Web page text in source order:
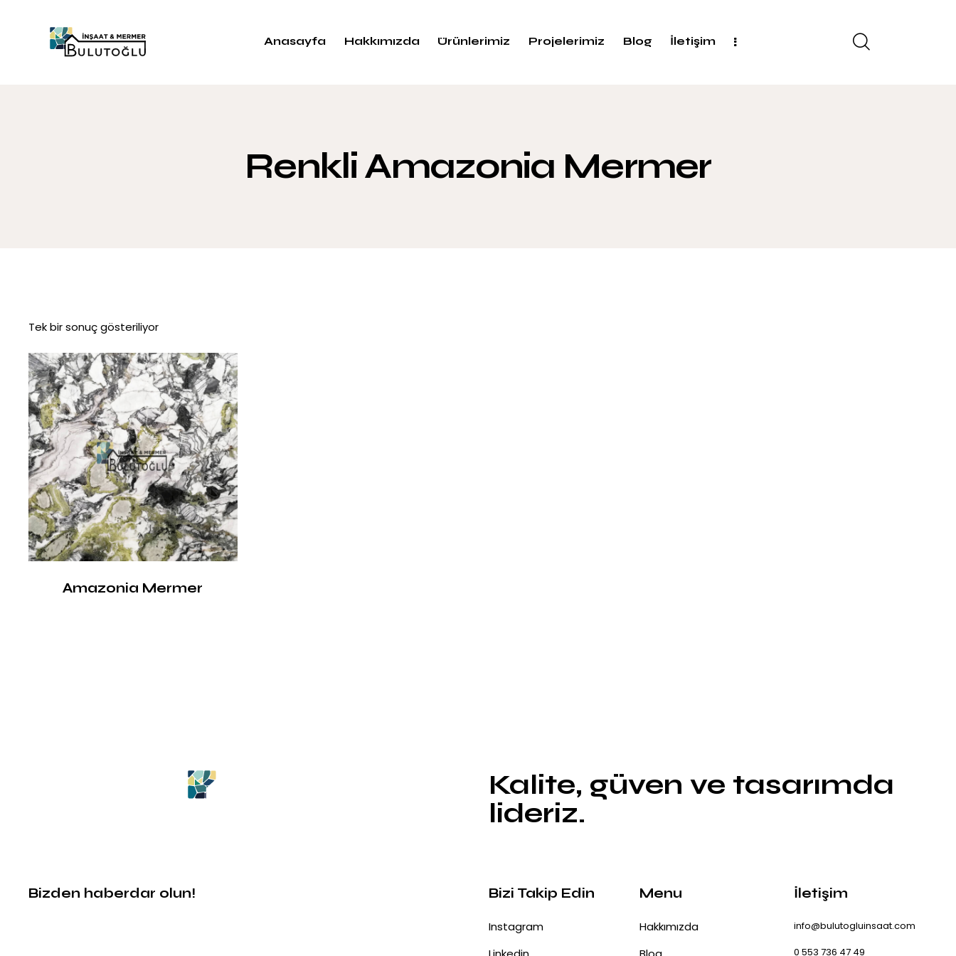
Anasayfa Hakkımızda Ürünlerimiz Projelerimiz Blog İletişim
Renkli Amazonia Mermer
Tek bir sonuç gösteriliyor
Amazonia Mermer
Kalite, güven ve tasarımda
lideriz.
Bizden haberdar olun! Bizi Takip Edin
Instagram
Menu
Hakkımızda
İletişim
info@bulutogluinsaat.com
0 553 736 47 49